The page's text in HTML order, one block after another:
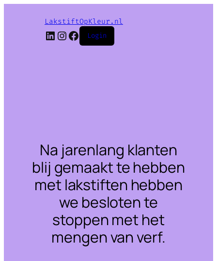
LakstiftOpKleur.nl
LinkedIn
Instagram
Facebook
Login
Na jarenlang klanten
blij gemaakt te hebben
met lakstiften hebben
we besloten te
stoppen met het
mengen van verf.